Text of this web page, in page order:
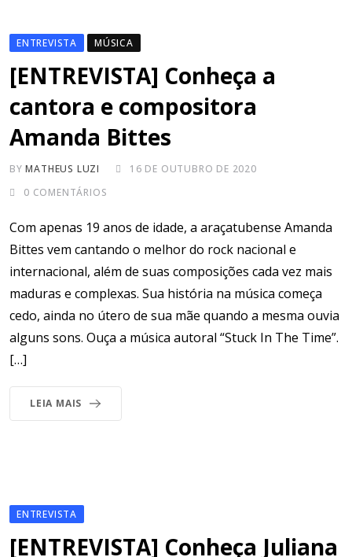
ENTREVISTA MÚSICA
[ENTREVISTA] Conheça a
cantora e compositora
Amanda Bittes
BYMATHEUS LUZI
16 DE OUTUBRO DE 2020
0 COMENTÁRIOS
Com apenas 19 anos de idade, a araçatubense Amanda
Bittes vem cantando o melhor do rock nacional e
internacional, além de suas composições cada vez mais
maduras e complexas. Sua história na música começa
cedo, ainda no útero de sua mãe quando a mesma ouvia
alguns sons. Ouça a música autoral “Stuck In The Time”.
[…]
LEIA MAIS
ENTREVISTA
[ENTREVISTA] Conheça Juliana